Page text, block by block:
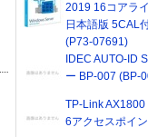
2019 16コアラ
日本語版 5CAL
(P73-07691)
IDEC AUTO-ID
ー BP-007 (BP-
TP-Link AX1800
6アクセスポイ